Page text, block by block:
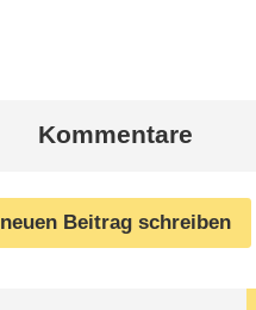
Kommentare
neuen Beitrag schreiben